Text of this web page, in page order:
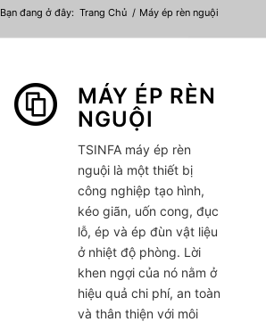
Bạn đang ở đây: Trang Chủ / Máy ép rèn nguội
MÁY ÉP RÈN
NGUỘI
TSINFA máy ép rèn
nguộilà một thiết bị
công nghiệp tạo hình,
kéo giãn, uốn cong, đục
lỗ, ép và ép đùn vật liệu
ở nhiệt độ phòng. Lời
khen ngợi của nó nằm ở
hiệu quả chi phí, an toàn
và thân thiện với môi